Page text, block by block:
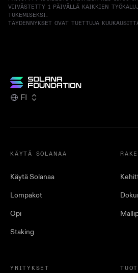
VIIVÄSTETTY 1 PÄIVÄLLÄ KAIKKIEN
TUKEMISEKSI.
TÄYDENNYKSET OVAT TUETTUJA
FI
KÄYTÄ SOLANAA
Käytä Solanaa
Lompakot
Opi
Staking
YRITYKSET